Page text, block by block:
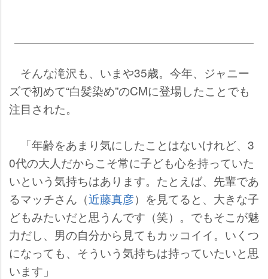
そんな滝沢も、いまや35歳。今年、ジャニー
ズで初めて“白髪染め”のCMに登場したことでも
注目された。
「年齢をあまり気にしたことはないけれど、3
0代の大人だからこそ常に子ども心を持っていた
いという気持ちはあります。たとえば、先輩であ
るマッチさん（近藤真彦）を見てると、大きな子
どもみたいだと思うんです（笑）。でもそこが魅
力だし、男の自分から見てもカッコイイ。いくつ
になっても、そういう気持ちは持っていたいと思
います」